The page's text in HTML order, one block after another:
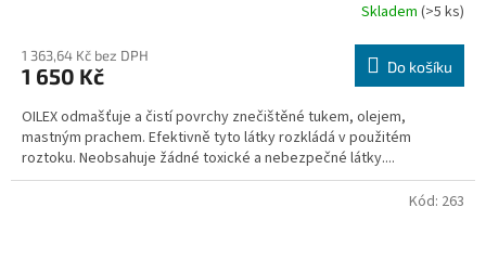
Skladem (>5 ks)
1 363,64 Kč bez DPH
1 650 Kč Do košíku
OILEX odmašťuje a čistí povrchy znečištěné tukem, olejem,
mastným prachem. Efektivně tyto látky rozkládá v použitém
roztoku. Neobsahuje žádné toxické a nebezpečné látky....
Kód: 263